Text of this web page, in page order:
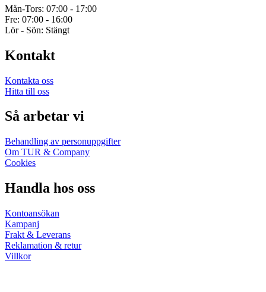
Mån-Tors: 07:00 - 17:00
Fre: 07:00 - 16:00
Lör - Sön: Stängt
Kontakt
Kontakta oss
Hitta till oss
Så arbetar vi
Behandling av personuppgifter
Om TUR & Company
Cookies
Handla hos oss
Kontoansökan
Kampanj
Frakt & Leverans
Reklamation & retur
Villkor